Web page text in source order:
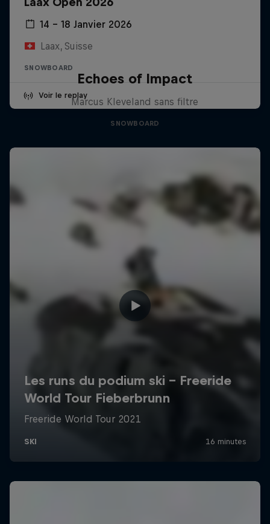
14 – 18 Janvier 2026
Laax, Suisse
SNOWBOARD
Voir le replay
Echoes of Impact
Marcus Kleveland sans filtre
SNOWBOARD